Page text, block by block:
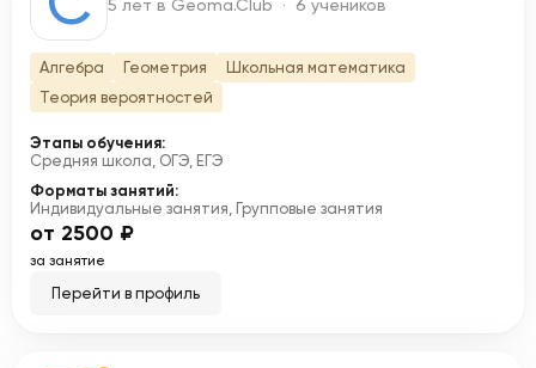
5 лет в Geoma.Club · 6 учеников
Алгебра Геометрия
Школьная математика
Теория вероятностей
Этапы обучения:
Средняя школа, ОГЭ, ЕГЭ
Форматы занятий:
Индивидуальные занятия, Групповые занятия
от 2500 ₽
за занятие
Перейти в профиль